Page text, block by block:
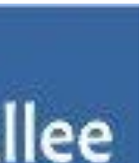
Berlin gebracht...